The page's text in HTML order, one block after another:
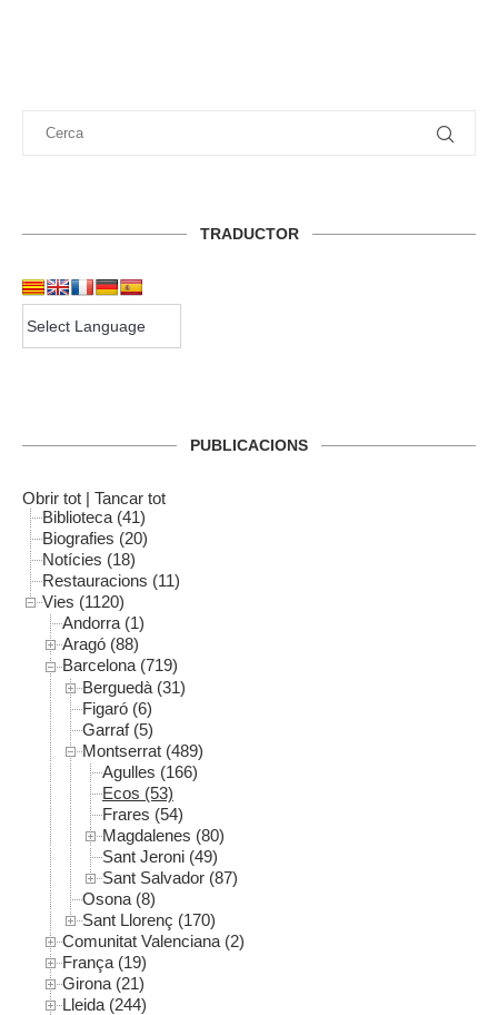
TRADUCTOR
PUBLICACIONS
Obrir tot | Tancar tot
Biblioteca (41)
Biografies (20)
Notícies (18)
Restauracions (11)
Vies (1120)
Andorra (1)
Aragó (88)
Barcelona (719)
Berguedà (31)
Figaró (6)
Garraf (5)
Montserrat (489)
Agulles (166)
Ecos (53)
Frares (54)
Magdalenes (80)
Sant Jeroni (49)
Sant Salvador (87)
Osona (8)
Sant Llorenç (170)
Comunitat Valenciana (2)
França (19)
Girona (21)
Lleida (244)